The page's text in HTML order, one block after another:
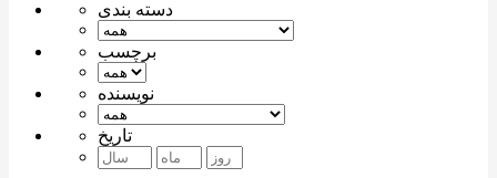
دسته بندی
برچسب
نویسنده
تاریخ